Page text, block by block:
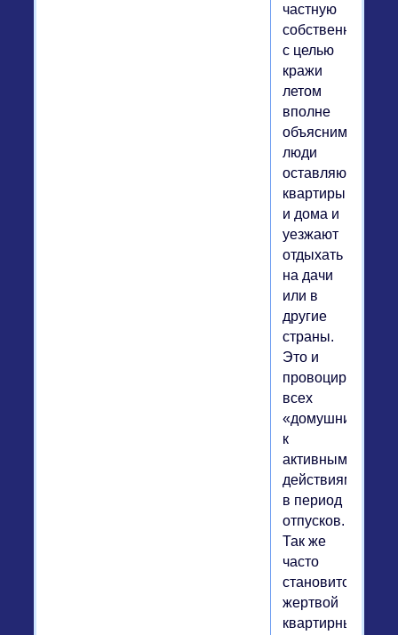
частную
собственность
с целью
кражи
летом
вполне
объясним:
люди
оставляют
квартиры
и дома и
уезжают
отдыхать
на дачи
или в
другие
страны.
Это и
провоцирует
всех
«домушников»
к
активным
действиям
в период
отпусков.
Так же
часто
становится
жертвой
квартирных